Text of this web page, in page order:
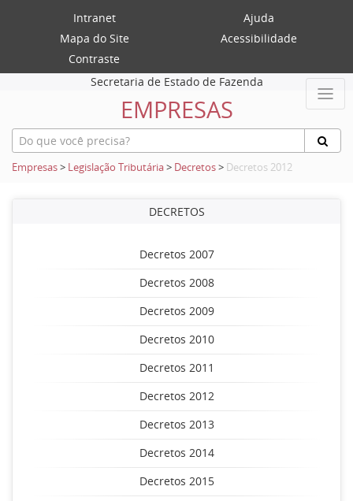
Intranet
Ajuda
Mapa do Site
Acessibilidade
Contraste
Secretaria de Estado de Fazenda
EMPRESAS
Empresas> Legislação Tributária> Decretos> Decretos 2012
DECRETOS
Decretos 2007
Decretos 2008
Decretos 2009
Decretos 2010
Decretos 2011
Decretos 2012
Decretos 2013
Decretos 2014
Decretos 2015